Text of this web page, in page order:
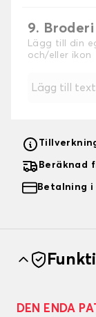
9. Broderi
Lägg till din
och/eller ikon
Lägg till
Beräknad
Betalning
DEN ENDA